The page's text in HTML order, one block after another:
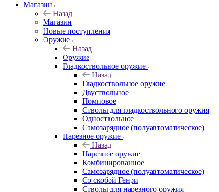
Магазин
Назад
Магазин
Новые поступления
Оружие
Назад
Оружие
Гладкоствольное оружие
Назад
Гладкоствольное оружие
Двуствольное
Помповое
Стволы для гладкоствольного оружия
Одноствольное
Самозарядное (полуавтоматическое)
Нарезное оружие
Назад
Нарезное оружие
Комбинированное
Самозарядное (полуавтоматическое)
Со скобой Генри
Стволы для нарезного оружия